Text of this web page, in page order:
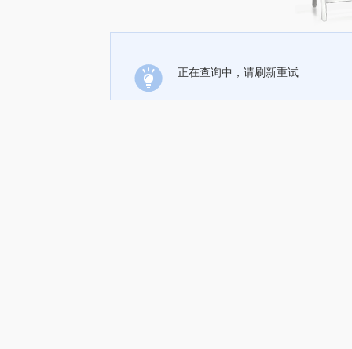
正在查询中，请刷新重试